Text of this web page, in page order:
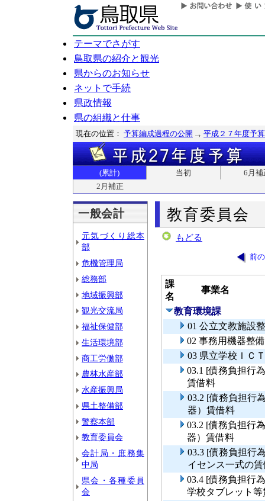
テーマでさがす
鳥取県の紹介と観光
県からのお知らせ
ネットで手続
県政情報
県の組織と仕事
現在の位置： 予算編成過程の公開 平成２７年度予算
(累計) 当初
6月補
2月補正
一般会計
元気づくり総本
部
危機管理局
総務部
地域振興部
観光交流局
福祉保健部
生活環境部
商工労働部
農林水産部
水産振興局
県土整備部
警察本部
教育委員会
会計局・庶務集
中局
県会・各種委員
会
教育委員会
もどる
前
課
名
事業名
教育環境課
01 公立文教施設
02 事務用機器整
03 県立学校ＩＣ
03.1 [債務負担行
賃借料
03.2 [債務負担行
器）賃借料
03.2 [債務負担行
器）賃借料
03.3 [債務負担行
イセンス一式の
03.4 [債務負担行
学校タブレット等